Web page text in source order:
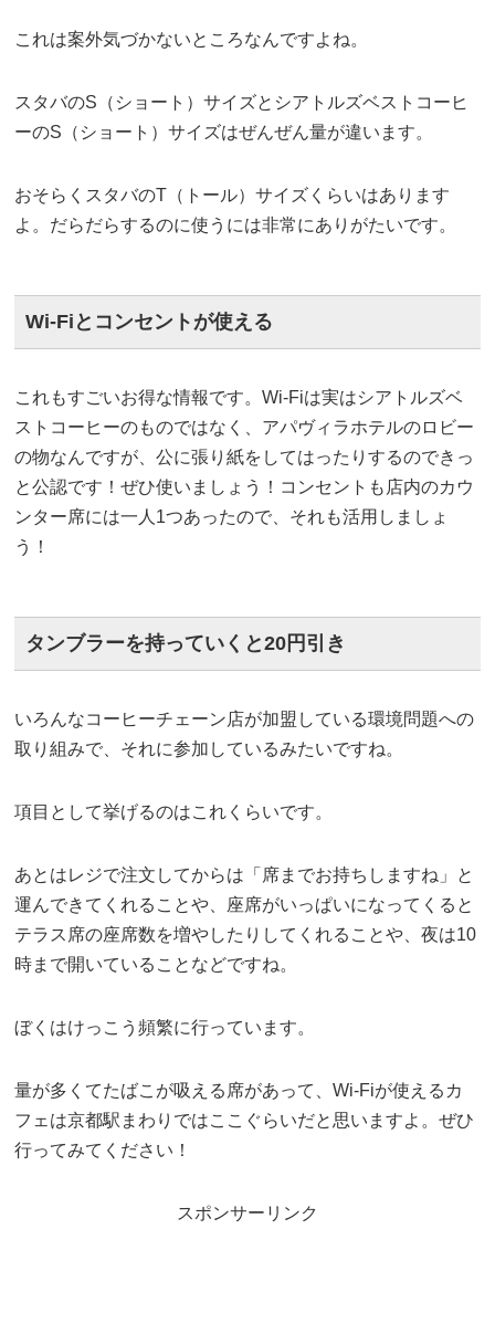
これは案外気づかないところなんですよね。
スタバのS（ショート）サイズとシアトルズベストコーヒ
ーのS（ショート）サイズはぜんぜん量が違います。
おそらくスタバのT（トール）サイズくらいはあります
よ。だらだらするのに使うには非常にありがたいです。
Wi-Fiとコンセントが使える
これもすごいお得な情報です。Wi-Fiは実はシアトルズベ
ストコーヒーのものではなく、アパヴィラホテルのロビー
の物なんですが、公に張り紙をしてはったりするのできっ
と公認です！ぜひ使いましょう！コンセントも店内のカウ
ンター席には一人1つあったので、それも活用しましょ
う！
タンブラーを持っていくと20円引き
いろんなコーヒーチェーン店が加盟している環境問題への
取り組みで、それに参加しているみたいですね。
項目として挙げるのはこれくらいです。
あとはレジで注文してからは「席までお持ちしますね」と
運んできてくれることや、座席がいっぱいになってくると
テラス席の座席数を増やしたりしてくれることや、夜は10
時まで開いていることなどですね。
ぼくはけっこう頻繁に行っています。
量が多くてたばこが吸える席があって、Wi-Fiが使えるカ
フェは京都駅まわりではここぐらいだと思いますよ。ぜひ
行ってみてください！
スポンサーリンク